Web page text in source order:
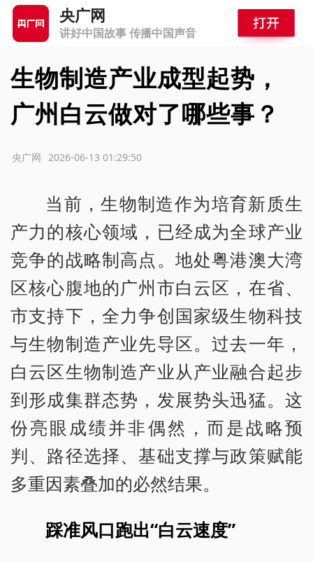
央广网
讲好中国故事 传播中国声音
生物制造产业成型起势，
广州白云做对了哪些事？
2026-06-13 01:29:50
央广网
当前，生物制造作为培育新质生
产力的核心领域，已经成为全球产业
竞争的战略制高点。地处粤港澳大湾
区核心腹地的广州市白云区，在省、
市支持下，全力争创国家级生物科技
与生物制造产业先导区。过去一年，
白云区生物制造产业从产业融合起步
到形成集群态势，发展势头迅猛。这
份亮眼成绩并非偶然，而是战略预
判、路径选择、基础支撑与政策赋能
多重因素叠加的必然结果。
踩准风口跑出“白云速度”